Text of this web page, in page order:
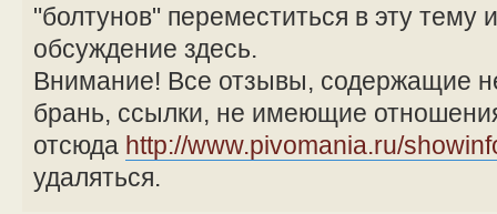
"болтунов" переместиться в эту тему
обсуждение здесь.
Внимание! Все отзывы, содержащие
брань, ссылки, не имеющие
отсюда http://www.pivomania.ru/
удаляться.